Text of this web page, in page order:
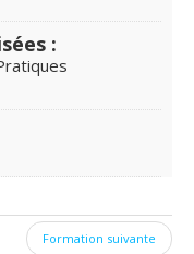
:
Formation suivante